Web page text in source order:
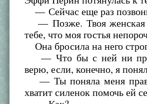
— Сейчас еще раз
— Позже. Твоя женская
тебе, что моя гостья
Она бросила на него
— Что бы с ней ни
верю, если, конечно, я
— Ты поняла меня
хватит силенок помочь ей